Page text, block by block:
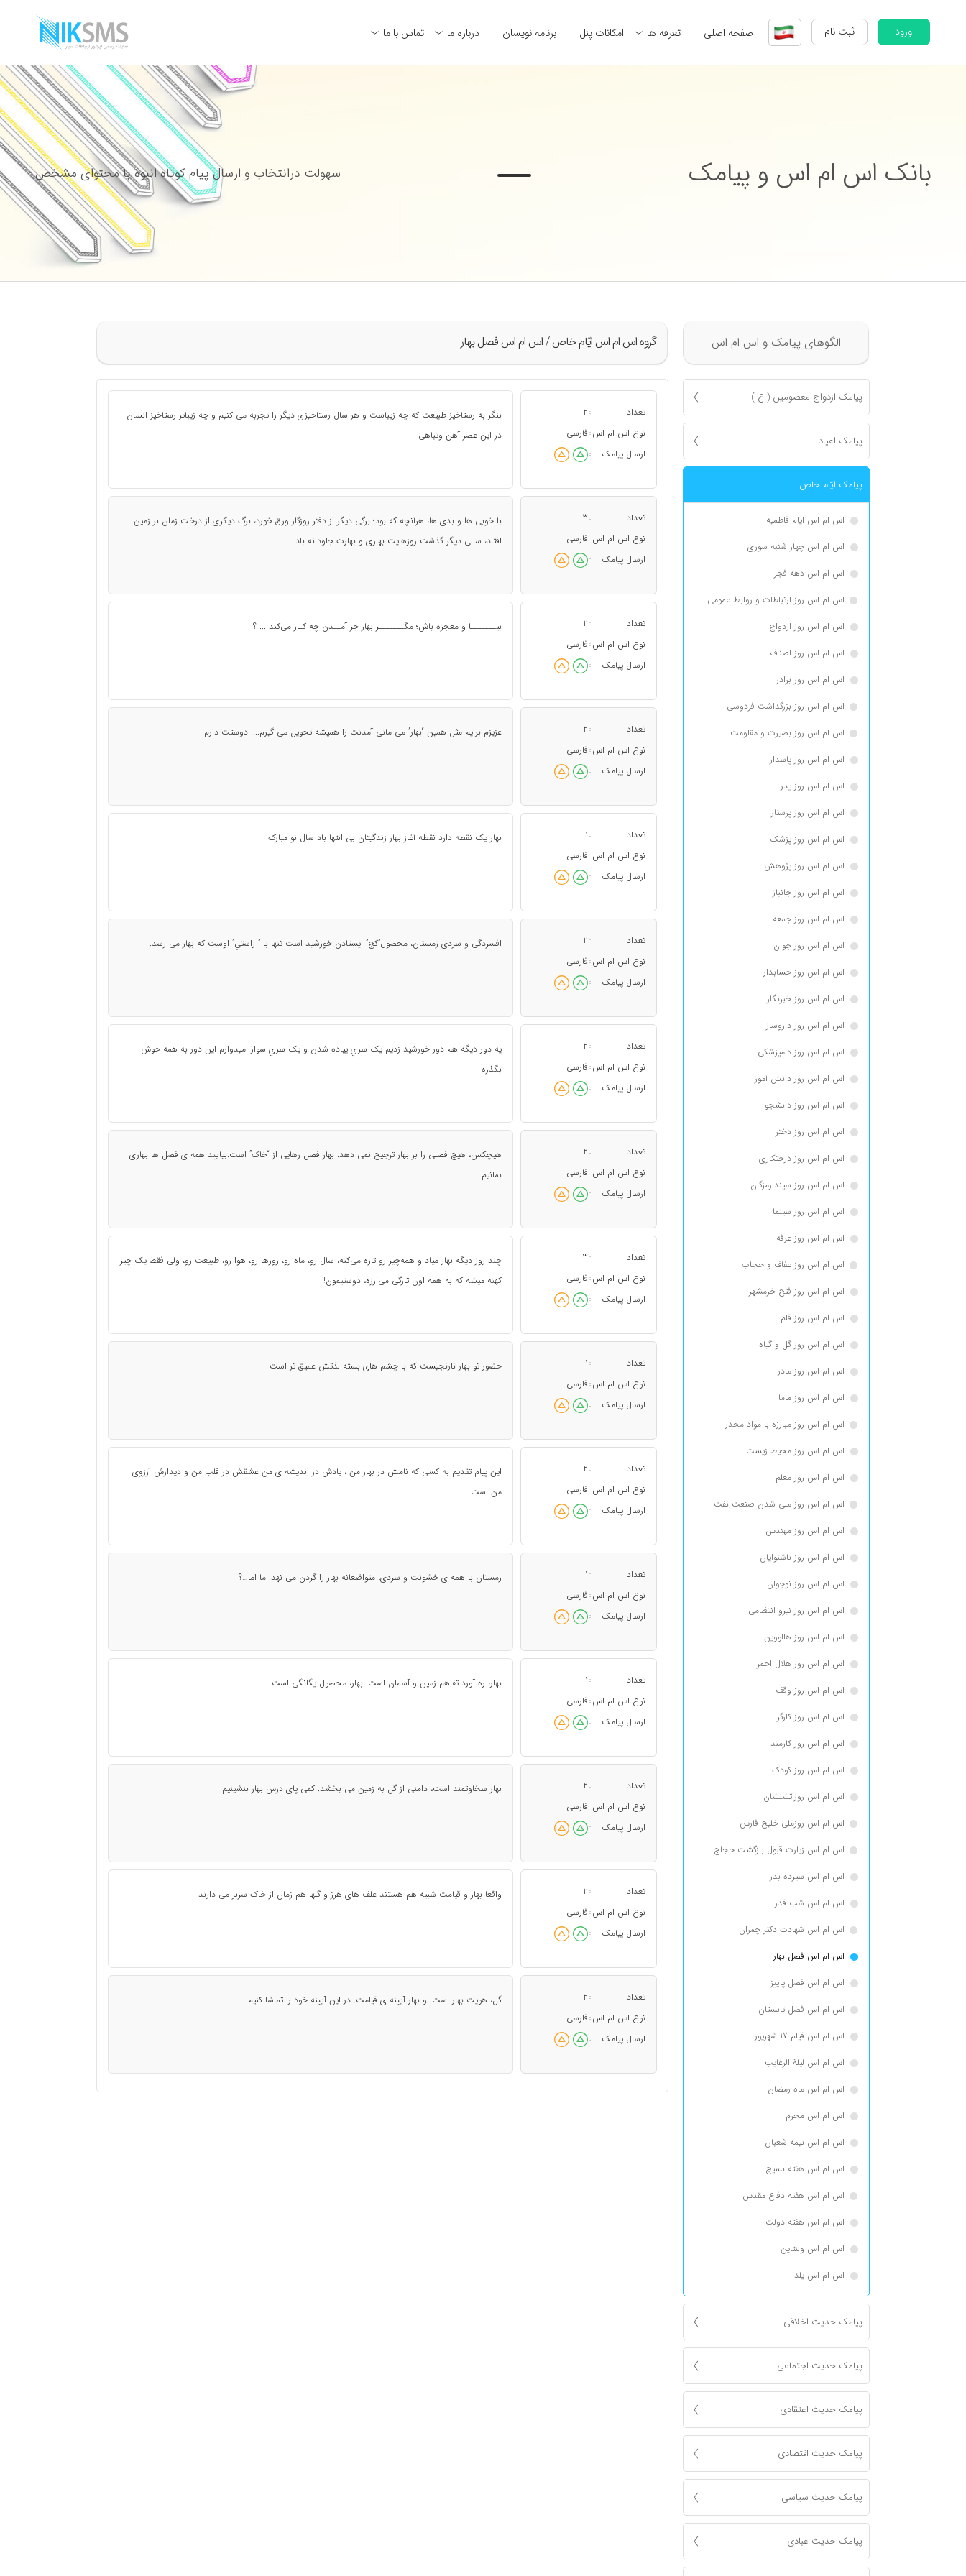
ورود ثبت نام صفحه اصلی تعرفه ها امکانات پنل برنامه نویسان درباره ما تماس با ما
بانک اس ام اس و پیامک سهولت درانتخاب و ارسال پیام کوتاه انبوه با محتوای مشخص
الگوهای پیامک و اس ام اس
پیامک ازدواج معصومين ( ع )
پیامک اعياد
پیامک ايّام خاص
اس ام اس ایام فاطمیه
اس ام اس چهار شنبه سوری
اس ام اس دهه فجر
اس ام اس روز ارتباطات و روابط عمومی
اس ام اس روز ازدواج
اس ام اس روز اصناف
اس ام اس روز برادر
اس ام اس روز بزرگداشت فردوسی
اس ام اس روز بصیرت و مقاومت
اس ام اس روز پاسدار
اس ام اس روز پدر
اس ام اس روز پرستار
اس ام اس روز پزشک
اس ام اس روز پژوهش
اس ام اس روز جانباز
اس ام اس روز جمعه
اس ام اس روز جوان
اس ام اس روز حسابدار
اس ام اس روز خبرنگار
اس ام اس روز داروساز
اس ام اس روز دامپزشکی
اس ام اس روز دانش آموز
اس ام اس روز دانشجو
اس ام اس روز دختر
اس ام اس روز درختکاری
اس ام اس روز سپندارمزگان
اس ام اس روز سینما
اس ام اس روز عرفه
اس ام اس روز عفاف و حجاب
اس ام اس روز فتح خرمشهر
اس ام اس روز قلم
اس ام اس روز گل و گیاه
اس ام اس روز مادر
اس ام اس روز ماما
اس ام اس روز مبارزه با مواد مخدر
اس ام اس روز محیط زیست
اس ام اس روز معلم
اس ام اس روز ملی شدن صنعت نفت
اس ام اس روز مهندس
اس ام اس روز ناشنوایان
اس ام اس روز نوجوان
اس ام اس روز نیرو انتظامی
اس ام اس روز هالووین
اس ام اس روز هلال احمر
اس ام اس روز وقف
اس ام اس روز کارگر
اس ام اس روز کارمند
اس ام اس روز کودک
اس ام اس روزآتشنشان
اس ام اس روزملی خلیج فارس
اس ام اس زیارت قبول بازگشت حجاج
اس ام اس سیزده بدر
اس ام اس شب قدر
اس ام اس شهادت دکتر چمران
اس ام اس فصل بهار
اس ام اس فصل پاییز
اس ام اس فصل تابستان
اس ام اس قیام 17 شهریور
اس ام اس لیلة الرغایب
اس ام اس ماه رمضان
اس ام اس محرم
اس ام اس نیمه شعبان
اس ام اس هفته بسیج
اس ام اس هفته دفاع مقدس
اس ام اس هفته دولت
اس ام اس ولنتاین
اس ام اس یلدا
پیامک حدیت اخلاقی
پیامک حدیث اجتماعی
پیامک حدیث اعتقادی
پیامک حدیث اقتصادی
پیامک حدیث سیاسی
پیامک حدیث عبادی
گروه اس ام اس ايّام خاص / اس ام اس فصل بهار
تعداد :
2
نوع اس ام اس : فارسی
ارسال پیامک
:
بنگر به رستاخیز طبیعت که چه زیباست و هر سال رستاخیزی دیگر را تجربه می کنیم و چه زیباتر رستاخیز انسان
در این عصر آهن وتباهی
تعداد :
3
نوع اس ام اس : فارسی
ارسال پیامک
:
با خوبی ها و بدی ها، هرآنچه که بود؛ برگی دیگر از دفتر روزگار ورق خورد، برگ دیگری از درخت زمان بر زمین
افتاد، سالی دیگر گذشت روزهایت بهاری و بهارت جاودانه باد
تعداد :
2
نوع اس ام اس : فارسی
ارسال پیامک
:
بیـــــــا و معجزه باش؛ مگـــــــر بهار جز آمــدن چه کـار می‌کند ... ؟
تعداد :
2
نوع اس ام اس : فارسی
ارسال پیامک
:
عزیزم برایم مثل همین “بهار” می مانی آمدنت را همیشه تحویل می گیرم.... دوستت دارم
تعداد :
1
نوع اس ام اس : فارسی
ارسال پیامک
:
بهار یک نقطه دارد نقطه آغاز بهار زندگیتان بی انتها باد سال نو مبارک
تعداد :
2
نوع اس ام اس : فارسی
ارسال پیامک
:
افسردگی و سردی زمستان، محصول”کج” ایستادن خورشید است تنها با ” راستیِ” اوست که بهار می رسد.
تعداد :
2
نوع اس ام اس : فارسی
ارسال پیامک
:
يه دور ديگه هم دور خورشيد زديم يک سري پياده شدن و يک سري سوار اميدوارم اين دور به همه خوش
بگذره
تعداد :
2
نوع اس ام اس : فارسی
ارسال پیامک
:
هیچکس، هیچ فصلی را بر بهار ترجیح نمی دهد. بهار فصل رهایی از “خاک” است.بیایید همه ی فصل ها بهاری
بمانیم
تعداد :
3
نوع اس ام اس : فارسی
ارسال پیامک
:
چند روز دیگه بهار میاد و همه‌چیز رو تازه می‌کنه، سال رو، ماه رو، روزها رو، هوا رو، طبیعت رو، ولی فقط یک چیز
کهنه میشه که به همه اون تاز‌گی می‌ارزه، دوستیمون!
تعداد :
1
نوع اس ام اس : فارسی
ارسال پیامک
:
حضور تو بهار نارنجیست که با چشم های بسته لذتش عمیق تر است
تعداد :
2
نوع اس ام اس : فارسی
ارسال پیامک
:
این پیام تقدیم به کسی که نامش در بهار من ، یادش در اندیشه ی من عشقش در قلب من و دیدارش آرزوی
من است
تعداد :
1
نوع اس ام اس : فارسی
ارسال پیامک
:
زمستان با همه ی خشونت و سردی، متواضعانه بهار را گردن می نهد. ما اما…؟
تعداد :
1
نوع اس ام اس : فارسی
ارسال پیامک
:
بهار، ره آورد تفاهم زمین و آسمان است. بهار، محصول یگانگی است
تعداد :
2
نوع اس ام اس : فارسی
ارسال پیامک
:
بهار سخاوتمند است، دامنی از گل به زمین می بخشد. کمی پای درس بهار بنشینیم
تعداد :
2
نوع اس ام اس : فارسی
ارسال پیامک
:
واقعا بهار و قیامت شبیه هم هستند علف های هرز و گلها هم زمان از خاک سربر می دارند
تعداد :
2
نوع اس ام اس : فارسی
ارسال پیامک
:
گل، هویت بهار است. و بهار آیینه ی قیامت. در این آیینه خود را تماشا کنیم